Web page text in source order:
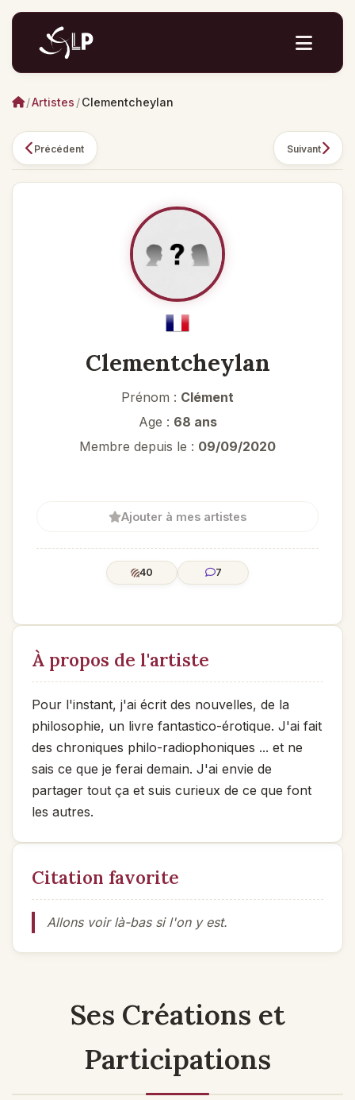
/Artistes /Clementcheylan
Précédent Suivant
Clementcheylan
Prénom : Clément
Age : 68 ans
Membre depuis le : 09/09/2020
Ajouter à mes artistes
40 7
À propos de l'artiste
Pour l'instant, j'ai écrit des nouvelles, de la
philosophie, un livre fantastico-érotique. J'ai fait
des chroniques philo-radiophoniques ... et ne
sais ce que je ferai demain. J'ai envie de
partager tout ça et suis curieux de ce que font
les autres.
Citation favorite
Allons voir là-bas si l'on y est.
Ses Créations et
Participations